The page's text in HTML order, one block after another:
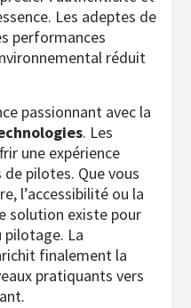
Les adeptes de
performances
réduit
passionnant avec la
. Les
une expérience
pilotes. Que vous
l’accessibilité ou la
solution existe pour
La
finalement la
pratiquants vers